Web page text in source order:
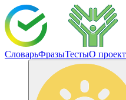
СловарьФразыТестыО